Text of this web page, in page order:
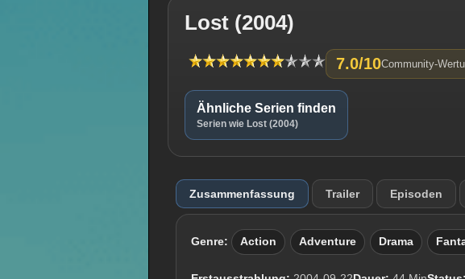
Lost (2004)
7.0/10Community-
Ähnliche Serien finden
Serien wie Lost (2004)
Zusammenfassung Trailer Episoden
Genre: Action Adventure Drama